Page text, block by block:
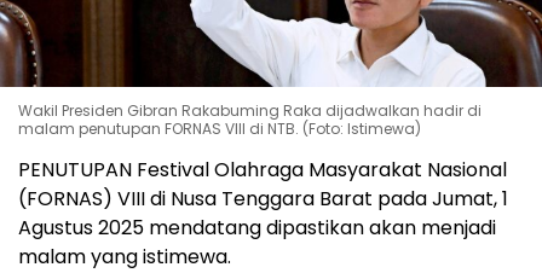
Wakil Presiden Gibran Rakabuming Raka dijadwalkan hadir di
malam penutupan FORNAS VIII di NTB. (Foto: Istimewa)
PENUTUPAN Festival Olahraga Masyarakat Nasional
(FORNAS) VIII di Nusa Tenggara Barat pada Jumat, 1
Agustus 2025 mendatang dipastikan akan menjadi
malam yang istimewa.